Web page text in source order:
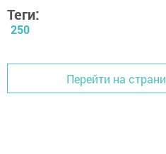
Теги:
250
Перейти на